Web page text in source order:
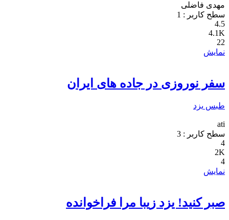
مهدی فاضلی
سطح کاربر : 1
4.5
4.1K
22
نمایش
سفر نوروزی در جاده های ایران
طبس یزد
ati
سطح کاربر : 3
4
2K
4
نمایش
صبر کنید! یزد زیبا مرا فراخوانده